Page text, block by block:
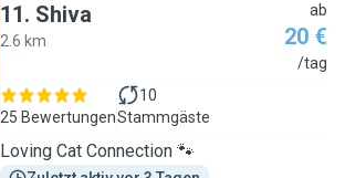
11. Shiva
2.6 km
ab
20 €
/tag
25 Bewertungen
10
Stammgäste
Loving Cat Connection 🐾